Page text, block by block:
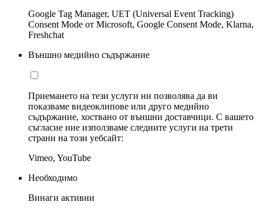
Google Tag Manager, UET (Universal Event Tracking)
Consent Mode от Microsoft, Google Consent Mode, Klarna,
Freshchat
Външно медийно съдържание
Приемането на тези услуги ни позволява да ви
показваме видеоклипове или друго медийно
съдържание, хоствано от външни доставчици. С вашето
съгласие ние използваме следните услуги на трети
страни на този уебсайт:
Vimeo, YouTube
Необходимо
Винаги активни